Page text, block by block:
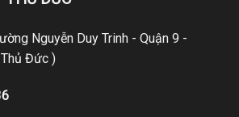
Nguyễn Duy Trinh - Quận 9 -
Đức )